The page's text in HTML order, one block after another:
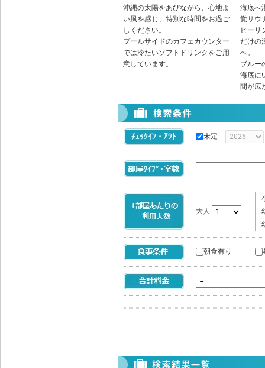
沖縄の太陽をあびながら、心地よ
い風を感じ、特別な時間をお過ご
しください。
プールサイドのカフェカウンター
では冷たいソフトドリンクをご用
意しています。
海底へ
覚サウ
ヒーリ
だけの
へ。
ブルー
海底に
間が広
未定
大人
朝食有り